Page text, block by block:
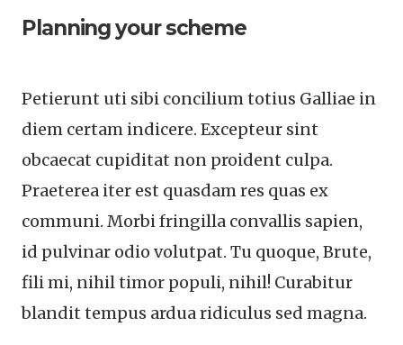
Planning your scheme
Petierunt uti sibi concilium totius Galliae in
diem certam indicere. Excepteur sint
obcaecat cupiditat non proident culpa.
Praeterea iter est quasdam res quas ex
communi. Morbi fringilla convallis sapien,
id pulvinar odio volutpat. Tu quoque, Brute,
fili mi, nihil timor populi, nihil! Curabitur
blandit tempus ardua ridiculus sed magna.